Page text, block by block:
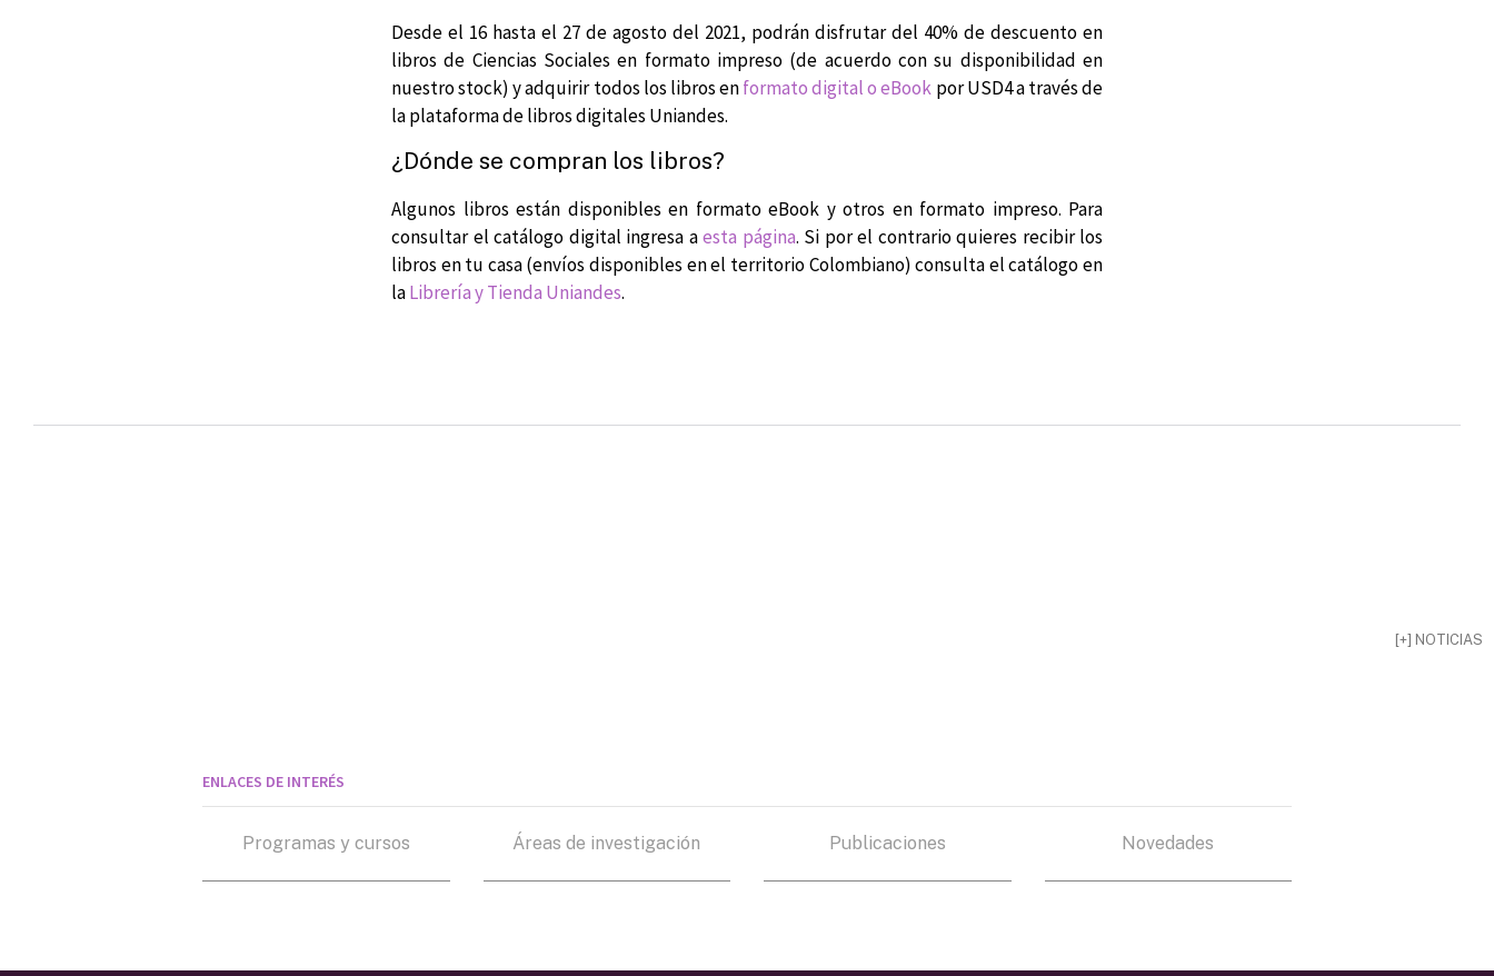
Desde el 16 hasta el 27 de agosto del 2021, podrán disfrutar del 40% de descuento en
libros de Ciencias Sociales en formato impreso (de acuerdo con su disponibilidad en
nuestro stock) y adquirir todos los libros enformato digital o eBook por USD4 a través de
la plataforma de libros digitales Uniandes.
¿Dónde se compran los libros?
Algunos libros están disponibles en formato eBook y otros en formato impreso. Para
consultar el catálogo digital ingresa aesta página. Si por el contrario quieres recibir los
libros en tu casa (envíos disponibles en el territorio Colombiano) consulta el catálogo en
laLibrería y Tienda Uniandes.
[+] NOTICIAS
ENLACES DE INTERÉS
Programas y cursos Áreas de investigación Publicaciones Novedades